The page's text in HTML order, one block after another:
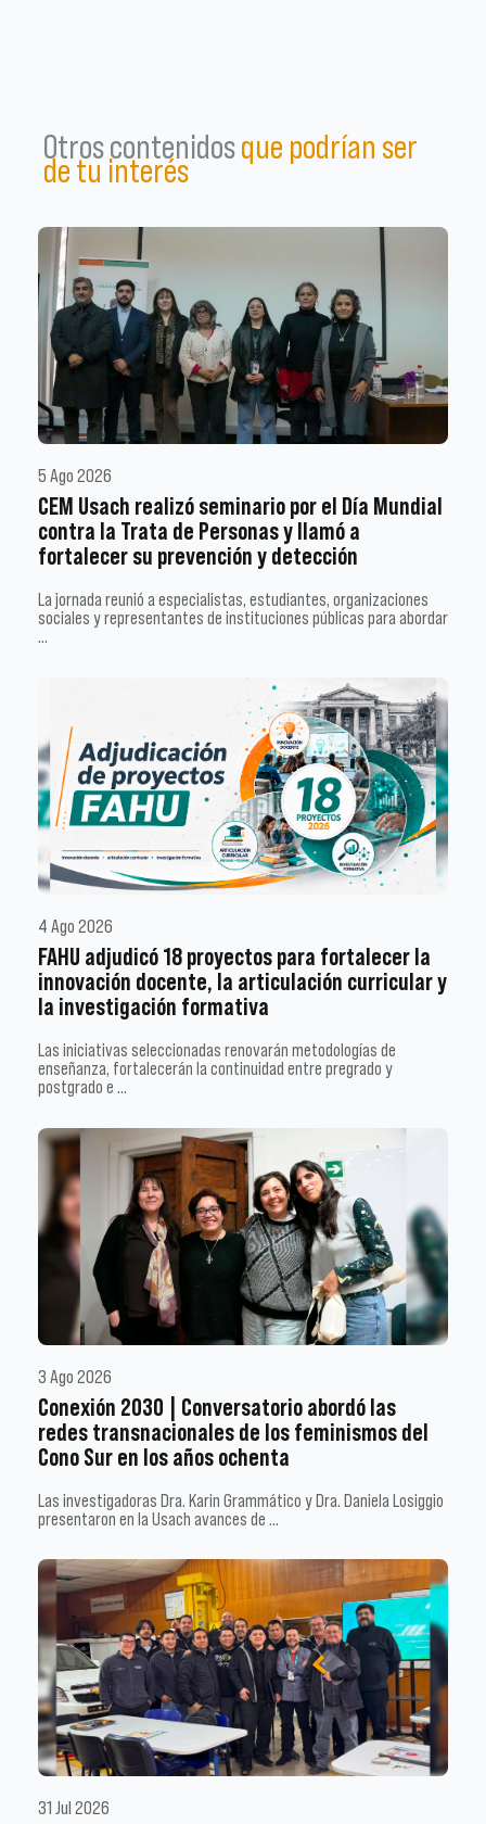
Otros contenidosque podrían ser
de tu interés
5 Ago 2026
CEM Usach realizó seminario por el Día Mundial
contra la Trata de Personas y llamó a
fortalecer su prevención y detección
La jornada reunió a especialistas, estudiantes, organizaciones
sociales y representantes de instituciones públicas para abordar
…
4 Ago 2026
FAHU adjudicó 18 proyectos para fortalecer la
innovación docente, la articulación curricular y
la investigación formativa
Las iniciativas seleccionadas renovarán metodologías de
enseñanza, fortalecerán la continuidad entre pregrado y
postgrado e …
3 Ago 2026
Conexión 2030 | Conversatorio abordó las
redes transnacionales de los feminismos del
Cono Sur en los años ochenta
Las investigadoras Dra. Karin Grammático y Dra. Daniela Losiggio
presentaron en la Usach avances de …
31 Jul 2026